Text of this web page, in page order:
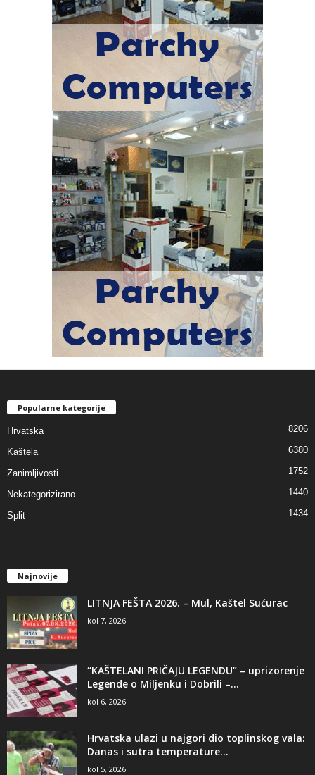
Popularne kategorije
Hrvatska 8206
Kaštela 6380
Zanimljivosti 1752
Nekategorizirano 1440
Split 1434
Najnovije
LITNJA FEŠTA 2026. – Mul, Kaštel Sućurac
kol 7, 2026
“KAŠTELANI PRIČAJU LEGENDU” – uprizorenje
Legende o Miljenku i Dobrili –...
kol 6, 2026
Hrvatska ulazi u najgori dio toplinskog vala:
Danas i sutra temperature...
kol 5, 2026